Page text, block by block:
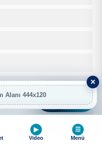
×
Alanı 444x120
▶
Video
☰
Menü